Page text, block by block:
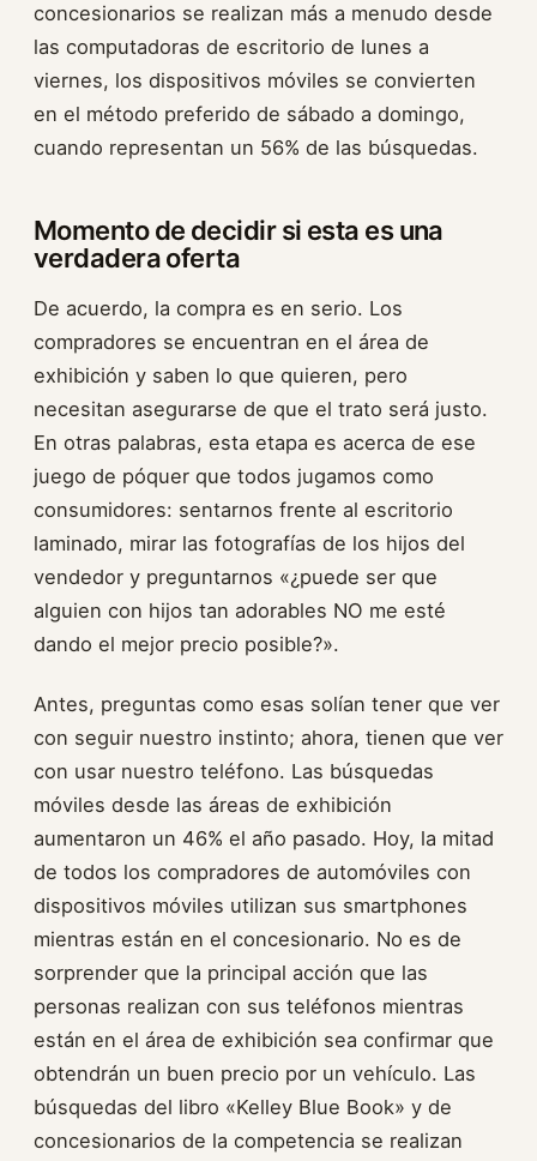
concesionarios se realizan más a menudo desde
las computadoras de escritorio de lunes a
viernes, los dispositivos móviles se convierten
en el método preferido de sábado a domingo,
cuando representan un 56% de las búsquedas.
Momento de decidir si esta es una
verdadera oferta
De acuerdo, la compra es en serio. Los
compradores se encuentran en el área de
exhibición y saben lo que quieren, pero
necesitan asegurarse de que el trato será justo.
En otras palabras, esta etapa es acerca de ese
juego de póquer que todos jugamos como
consumidores: sentarnos frente al escritorio
laminado, mirar las fotografías de los hijos del
vendedor y preguntarnos «¿puede ser que
alguien con hijos tan adorables NO me esté
dando el mejor precio posible?».
Antes, preguntas como esas solían tener que ver
con seguir nuestro instinto; ahora, tienen que ver
con usar nuestro teléfono. Las búsquedas
móviles desde las áreas de exhibición
aumentaron un 46% el año pasado. Hoy, la mitad
de todos los compradores de automóviles con
dispositivos móviles utilizan sus smartphones
mientras están en el concesionario. No es de
sorprender que la principal acción que las
personas realizan con sus teléfonos mientras
están en el área de exhibición sea confirmar que
obtendrán un buen precio por un vehículo. Las
búsquedas del libro «Kelley Blue Book» y de
concesionarios de la competencia se realizan